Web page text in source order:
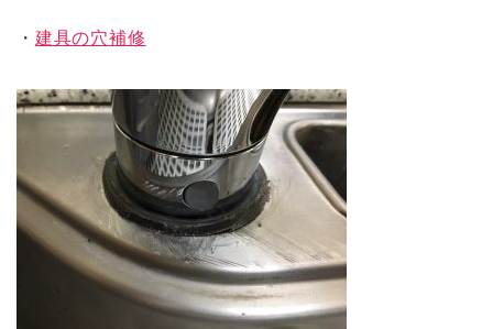
・ 建具の穴補修